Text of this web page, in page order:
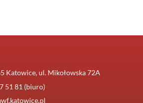
Katowice, ul. Mikołowska 72A
51 81 (biuro)